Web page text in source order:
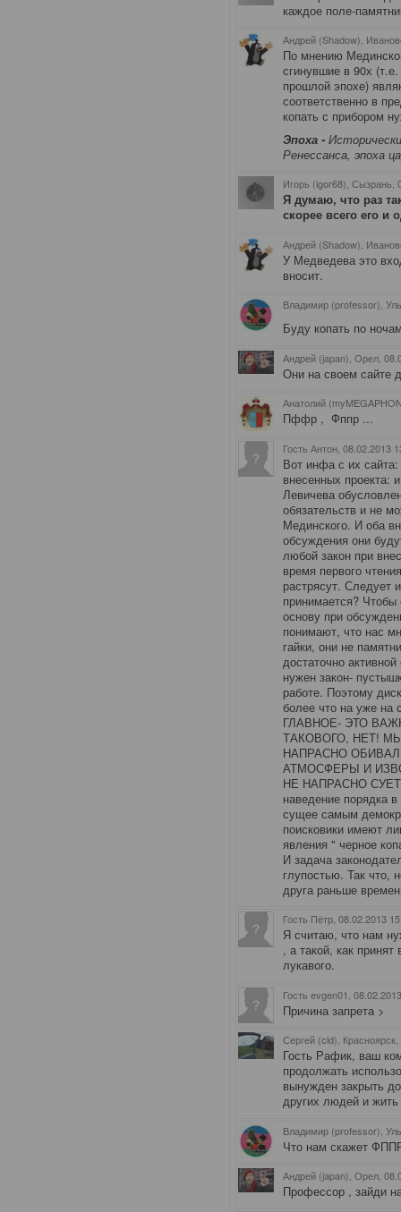
каждое поле-
Андрей (Shadow),
По мнению
сгинувшие в 90х
прошлой эпохе)
соответственно в
копать с прибором
Эпоха -
Ренессанса, эпоха
Игорь (igor68), Сызрань,
Я думаю, что раз
скорее всего его и
Андрей (Shadow),
У Медведева это
вносит.
Владимир (professor),
Буду копать по
Андрей (japan), Орел ,
Они на своем сайте
Анатолий
Пффр , Фппр ...
Гость Антон , 08.02.2013
Вот инфа с их
внесенных проекта:
Левичева
обязательств и не
Мединского. И оба
обсуждения они
любой закон при
время первого
растрясут. Следует
принимается?
основу при
понимают, что нас
гайки, они не
достаточно
нужен закон-
работе. Поэтому
более что на уже на
ГЛАВНОЕ- ЭТО
ТАКОВОГО, НЕТ!
НАПРАСНО
АТМОСФЕРЫ И
НЕ НАПРАСНО
наведение порядка
сущее самым
поисковики имеют
явления " черное
И задача
глупостью. Так что,
друга раньше
Гость Пётр, 08.02.2013
Я считаю, что нам
, а такой, как
лукавого.
Гость evgen01 ,
Причина запрета >
Сергей (cld), Красноярск
Гость Рафик, ваш
продолжать
вынужден закрыть
других людей и
Владимир (professor),
Что нам скажет
Андрей (japan), Орел,
Профессор , зайди